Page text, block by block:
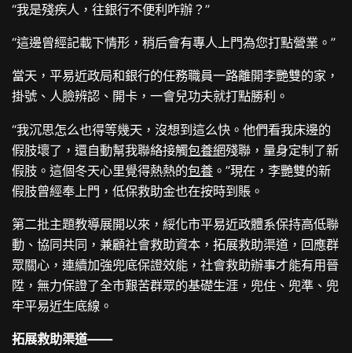
“我是殘疾人，往銀行不便利咋辦？”
“這邊曾經記載下情形，稍后會有專人上門為您打點營業。”
當天，平易近政局和銀行的任務職員一路離開李艷雙的家，
掛號、人臉辨認、開卡，一會兒功夫就打點勝利。
“我沉思怎么也得等幾天，沒想到這么快。他們看我床邊的
假肢壞了，還自動幫我聯絡接觸包養網殘聯，量身定制了新
假肢。這個冬天心里覺得熱熱的包養 。”現在，李艷雙的新
假肢曾經奉上門，低保救助金也在按時到賬。
第二批主題教導展開以來，綏化市平易近政體系保持高低聯
動、協同共同，兼顧社會救助資本，拓展救助渠道，回應群
眾關心，連續加強兜底保證效能，社會救助辦事才能有用晉
陞，無力保證了全市艱苦群眾的基礎生涯，兜住、兜準、兜
牢平易近生底線。
拓展救助渠道——